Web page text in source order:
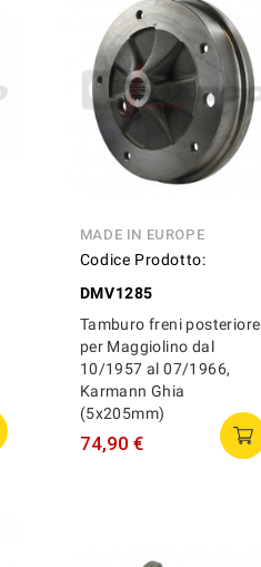
MADE IN EUROPE
Codice Prodotto:
DMV1285
Tamburo freni posteriore
per Maggiolino dal
10/1957 al 07/1966,
Karmann Ghia
(5x205mm)
74,90 €